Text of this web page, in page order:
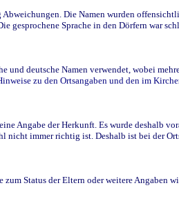
Die Namen wurden
gesprochene Sprache in den Dörfern war
und deutsche Namen verwendet, wobei
zu den Ortsangaben und den im
Angabe der Herkunft. Es wurde deshalb
nicht immer richtig ist. Deshalb ist bei der
Status der Eltern oder weitere Angaben